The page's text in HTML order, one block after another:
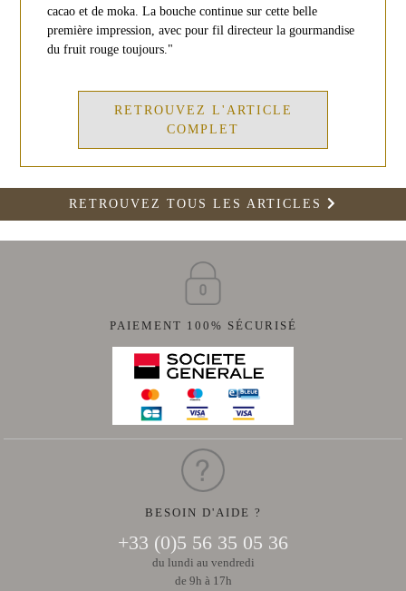
cacao et de moka. La bouche continue sur cette belle
première impression, avec pour fil directeur la gourmandise
du fruit rouge toujours."
RETROUVEZ L'ARTICLE
COMPLET
RETROUVEZ TOUS LES ARTICLES
PAIEMENT 100% SÉCURISÉ
BESOIN D'AIDE ?
+33 (0)5 56 35 05 36
du lundi au vendredi
de 9h à 17h